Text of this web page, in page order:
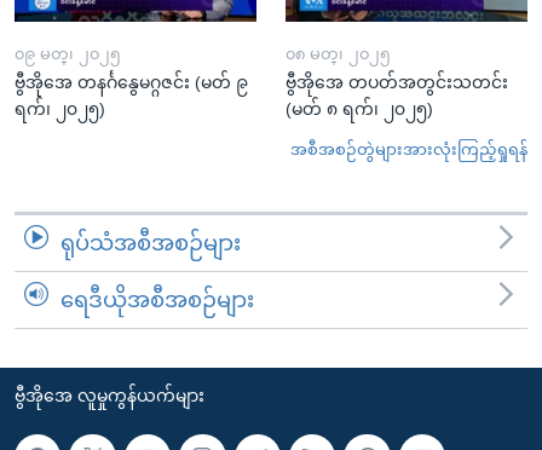
၀၉ မတ္၊ ၂၀၂၅
ဗွီအိုအေ တနင်္ဂနွေမဂ္ဂဇင်း (မတ် ၉
ရက်၊ ၂၀၂၅)
၀၈ မတ္၊ ၂၀၂၅
ဗွီအိုအေ တပတ်အတွင်းသတင်း
(မတ် ၈ ရက်၊ ၂၀၂၅)
အစီအစဉ်တွဲများအားလုံးကြည့်ရှုရန်
ရုပ်သံအစီအစဉ်များ
ရေဒီယိုအစီအစဉ်များ
ဗွီအိုအေ လူမှုကွန်ယက်များ